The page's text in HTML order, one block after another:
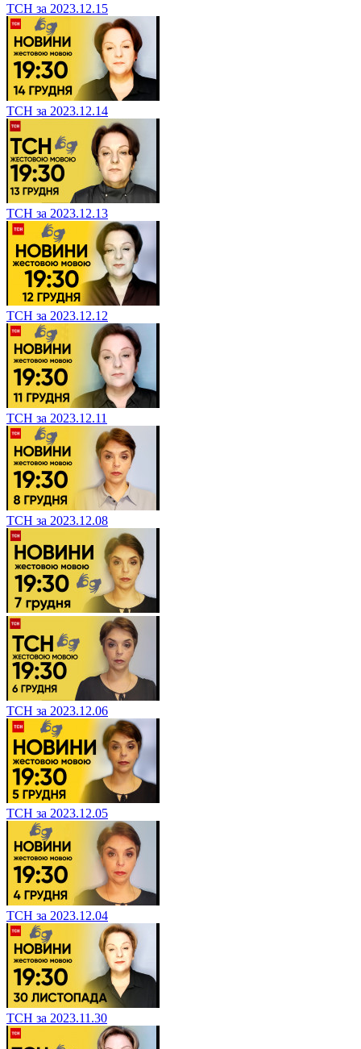
ТСН за 2023.12.15
ТСН за 2023.12.14
ТСН за 2023.12.13
ТСН за 2023.12.12
ТСН за 2023.12.11
ТСН за 2023.12.08
ТСН за 2023.12.06
ТСН за 2023.12.05
ТСН за 2023.12.04
ТСН за 2023.11.30